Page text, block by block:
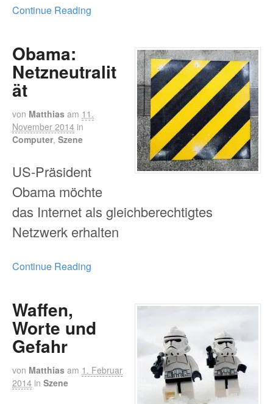
Continue Reading
Obama:
Netzneutralit
ät
von Matthias am 11.
November 2014 in
Computer, Szene
US-Präsident
Obama möchte
das Internet als gleichberechtigtes
Netzwerk erhalten
Continue Reading
Waffen,
Worte und
Gefahr
von Matthias am 1. Februar
2014 in Szene